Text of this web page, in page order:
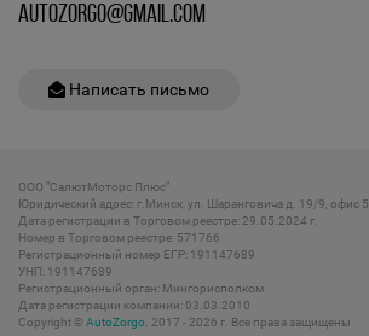
AUTOZORGO@GMAIL.COM
Написать письмо
ООО "СалютМоторс Плюс"
Юридический адрес: г.Минск, ул. Шаранговича д. 19/9, офис 5
Дата регистрации в Торговом реестре: 29.05.2024 г.
Номер в Торговом реестре: 571766
Регистрационный номер ЕГР: 191147689
УНП: 191147689
Регистрационный орган: Мингорисполком
Дата регистрации компании: 03.03.2010
Copyright © AutoZorgo . 2017 - 2026 г. Все права защищены